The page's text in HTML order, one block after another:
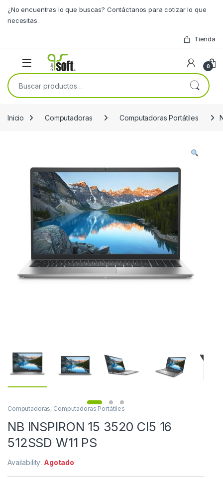
¿No encuentras lo que buscas? Contáctanos para cotizar lo que
necesitas.
Tienda
0
Buscar por:
Inicio Computadoras Computadoras Portátiles
Computadoras, Computadoras Portátiles
NB INSPIRON 15 3520 CI5 16
512SSD W11 PS
Availability: Agotado